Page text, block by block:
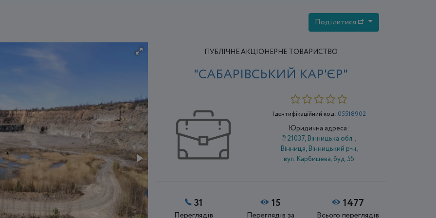
Поділитися
ПУБЛІЧНЕ АКЦІОНЕРНЕ ТОВАРИСТВО
"САБАРІВСЬКИЙ КАР'ЄР"
Ідентифікаційний код: 05518902
Юридична адреса:
21037, Вінницька обл.,
Вінниця, Вінницький р-н,
вул. Карбишева, буд. 55
31
Переглядів
15
Переглядів за
1477
Всього переглядів